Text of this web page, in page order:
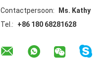
Contactpersoon:
Ms. Kathy
Tel.:
+86 180 68281628